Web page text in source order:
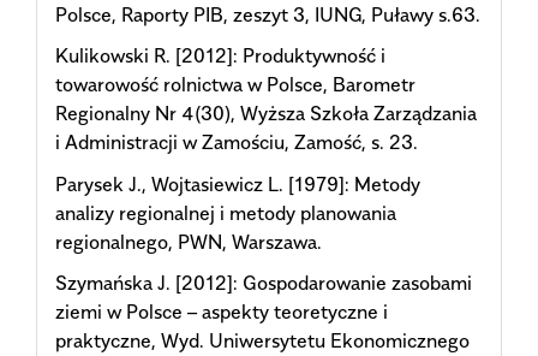
Polsce, Raporty PIB, zeszyt 3, IUNG, Puławy s.63.
Kulikowski R. [2012]: Produktywność i
towarowość rolnictwa w Polsce, Barometr
Regionalny Nr 4(30), Wyższa Szkoła Zarządzania
i Administracji w Zamościu, Zamość, s. 23.
Parysek J., Wojtasiewicz L. [1979]: Metody
analizy regionalnej i metody planowania
regionalnego, PWN, Warszawa.
Szymańska J. [2012]: Gospodarowanie zasobami
ziemi w Polsce – aspekty teoretyczne i
praktyczne, Wyd. Uniwersytetu Ekonomicznego